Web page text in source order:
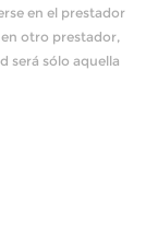
en el prestador
otro prestador,
será sólo aquella